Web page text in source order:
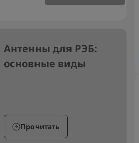
Антенны для РЭБ:
основные виды
Прочитать